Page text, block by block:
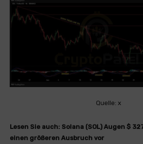
Quelle: x
Lesen Sie auch: Solana (SOL) Augen $
einen größeren Ausbruch vor